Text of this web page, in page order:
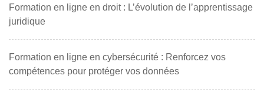
Formation en ligne en droit : L’évolution de l’apprentissage
juridique
Formation en ligne en cybersécurité : Renforcez vos
compétences pour protéger vos données